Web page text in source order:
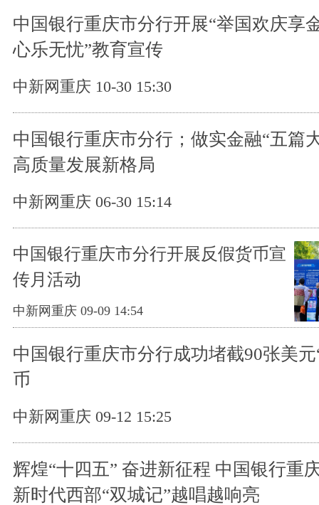
中国银行重庆市分行开展“举国欢庆享
心乐无忧”教育宣传
中新网重庆 10-30 15:30
中国银行重庆市分行；做实金融“五篇
高质量发展新格局
中新网重庆 06-30 15:14
中国银行重庆市分行开展反假货币宣
传月活动
中新网重庆 09-09 14:54
中国银行重庆市分行成功堵截90张美元
币
中新网重庆 09-12 15:25
辉煌“十四五” 奋进新征程 中国银行重
新时代西部“双城记”越唱越响亮